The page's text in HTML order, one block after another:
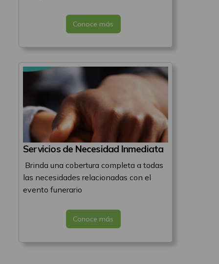
Conoce más
Servicios de Necesidad Inmediata
Brinda una cobertura completa a todas
las necesidades relacionadas con el
evento funerario
Conoce más